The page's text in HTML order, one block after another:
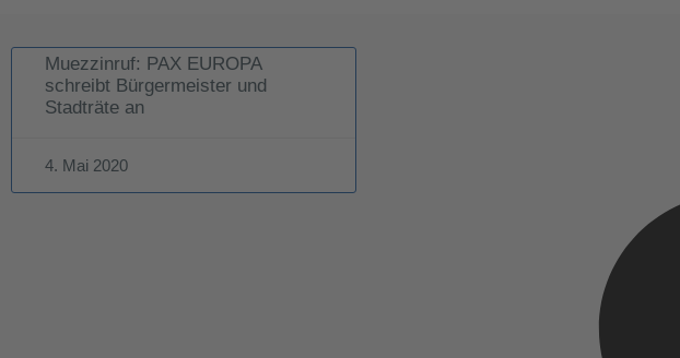
Muezzinruf: PAX EUROPA
schreibt Bürgermeister und
Stadträte an
4. Mai 2020